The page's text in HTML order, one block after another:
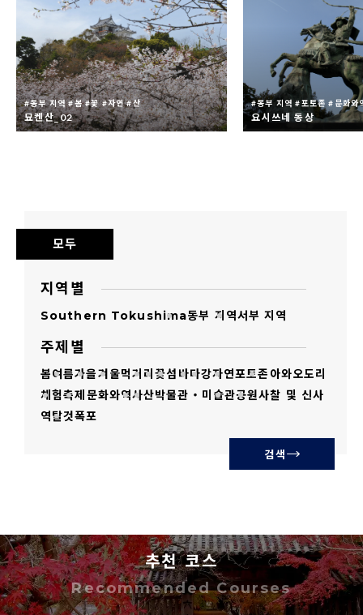
이미지는 실제 상황과 다를 수 있습니다. 예시로
이용하시기 바랍니다.
이미지를 편집 또는 가공하여 사용하는 것(2차
가공)도 가능하나, 필요에 따라 최소한으로 하
고 관광 진흥이라는 취지와 관계가 없는 변형은
의 목적에 관한 사진 소재의 이용 허락에 대해서
도 저작권을 포기하는 것은 아닙니다.
초상권과 관련하여 도쿠시마현은 관여하지 않
습니다.
미풍양속을 해치는 것, 저작권 등을 침해하는
것, 중상비방, 의도적으로 정치 및 종교적 목적
을 띠는 것, 범죄 행위로 이어지는 것, 기타 법률
을 위반하는 사용은 금지합니다.
자에게 판매, 배포, 양도, 대여, 송신 등을 하는
정에 동의한 것으로 간주합니다.
이미지는 사용자의 책임하에 사용하시기 바랍
니다. 이미지 사용으로 인해 손해가 발생하더라
#동부 지역 #봄 #꽃 #자연 #산
묘켄산_02
#동부 지역 #포토존 #문화와
요시쓰네 동상
모두
지역별
Southern Tokushima동부 지역서부 지역
주제별
봄여름가을겨울먹거리꽃섬 바다강자연포토존 아와오도리
체험축제 문화와역사산박물관・미술관공원사찰 및 신사
역탈것폭포
검색
추천 코스
Recommended Courses